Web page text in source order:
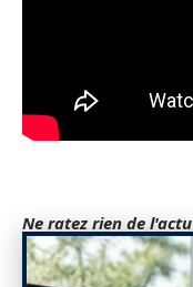
Ne ratez rien de l'actu